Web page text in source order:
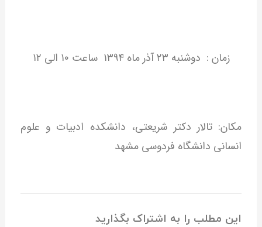
زمان : دوشنبه ۲۳ آذر ماه ۱۳۹۴ ساعت ۱۰ الی ۱۲
مکان: تالار دکتر شریعتی، دانشکده ادبیات و علوم
انسانی دانشگاه فردوسی مشهد
این مطلب را به اشتراک بگذارید